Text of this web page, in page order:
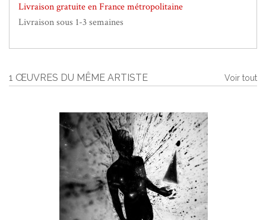
Livraison gratuite en France métropolitaine
Livraison sous 1-3 semaines
Voir tout
1 ŒUVRES DU MÊME ARTISTE